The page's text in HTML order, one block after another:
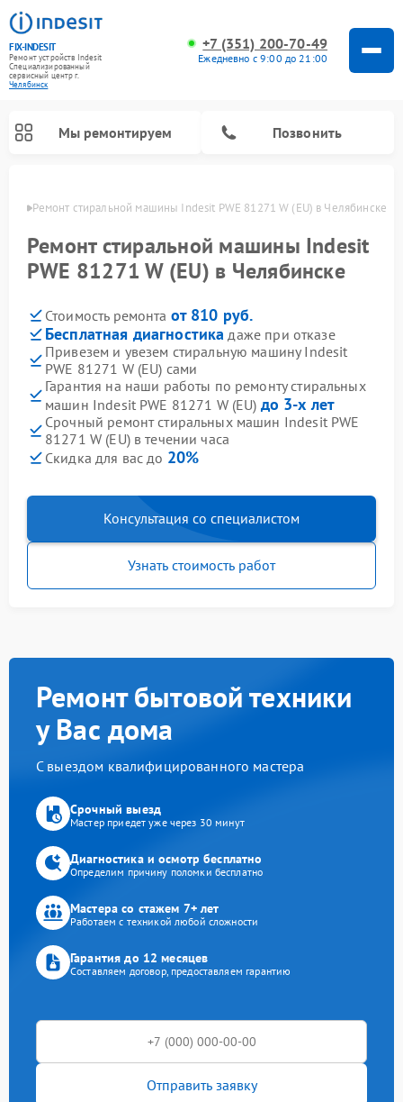
FIX-INDESIT
Ремонт устройств Indesit
Специализированный
cервисный центр г.
Челябинск
+7 (351) 200-70-49
Ежедневно с 9:00 до 21:00
Мы ремонтируем Позвонить
Ремонт стиральной машины Indesit PWE 81271 W (EU) в Челябинске
Ремонт стиральной машины Indesit
PWE 81271 W (EU) в Челябинске
Стоимость ремонта от 810 руб.
Бесплатная диагностика даже при отказе
Привезем и увезем стиральную машину Indesit
PWE 81271 W (EU) сами
Гарантия на наши работы по ремонту стиральных
машин Indesit PWE 81271 W (EU) до 3-х лет
Срочный ремонт стиральных машин Indesit PWE
81271 W (EU) в течении часа
Скидка для вас до 20%
Консультация со специалистом
Узнать стоимость работ
Ремонт бытовой техники
у Вас дома
С выездом квалифицированного мастера
Срочный выезд
Мастер приедет уже через 30 минут
Диагностика и осмотр бесплатно
Определим причину поломки бесплатно
Мастера со стажем 7+ лет
Работаем с техникой любой сложности
Гарантия до 12 месяцев
Составляем договор, предоставляем гарантию
Отправить заявку